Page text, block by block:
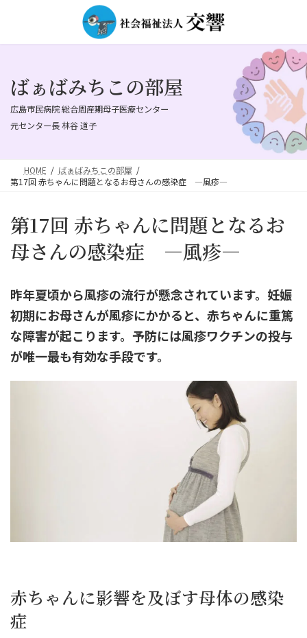
ン
ー
ばぁばみちこの部屋
広島市民病院 総合周産期母子医療センター
元センター長 林谷 道子
HOME
ばぁばみちこの部屋
第17回 赤ちゃんに問題となるお母さんの感染症 ―風疹―
第17回 赤ちゃんに問題となるお
母さんの感染症 ―風疹―
昨年夏頃から風疹の流行が懸念されています。妊娠
初期にお母さんが風疹にかかると、赤ちゃんに重篤
な障害が起こります。予防には風疹ワクチンの投与
が唯一最も有効な手段です。
赤ちゃんに影響を及ぼす母体の感染
症